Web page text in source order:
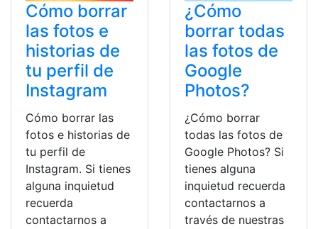
Cómo borrar
las fotos e
historias de
tu perfil de
Instagram
Cómo borrar las
fotos e historias de
tu perfil de
Instagram. Si tienes
alguna inquietud
recuerda
contactarnos a
¿Cómo
borrar todas
las fotos de
Google
Photos?
¿Cómo borrar
todas las fotos de
Google Photos? Si
tienes alguna
inquietud recuerda
contactarnos a
través de nuestras